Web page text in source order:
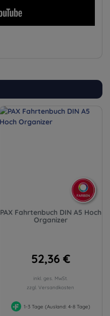
PAX Fahrtenbuch DIN A5 Hoch
Organizer
52,36 €
inkl. ges. MwSt.
zzgl. Versandkosten
1-3 Tage (Ausland: 4-8 Tage)